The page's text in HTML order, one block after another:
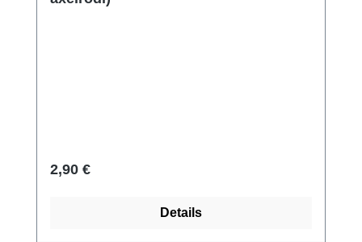
Regulärer Preis:
2,90 €
Details